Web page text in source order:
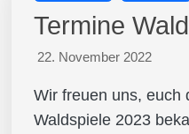
Termine
22. November 2022
Wir freuen uns, euch
Waldspiele 2023